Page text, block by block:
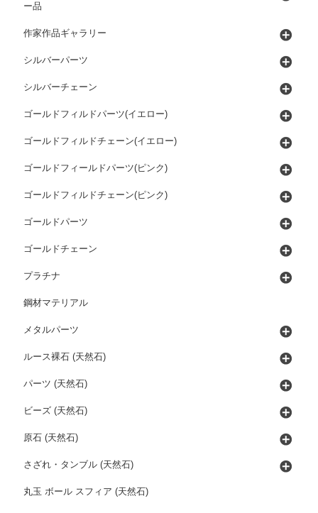
ー品
作家作品ギャラリー
シルバーパーツ
シルバーチェーン
ゴールドフィルドパーツ(イエロー)
ゴールドフィルドチェーン(イエロー)
ゴールドフィールドパーツ(ピンク)
ゴールドフィルドチェーン(ピンク)
ゴールドパーツ
ゴールドチェーン
プラチナ
鋼材マテリアル
メタルパーツ
ルース裸石 (天然石)
パーツ (天然石)
ビーズ (天然石)
原石 (天然石)
さざれ・タンブル (天然石)
丸玉 ボール スフィア (天然石)